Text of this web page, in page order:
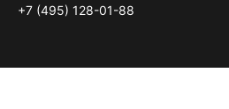
+7 (495) 128-01-88